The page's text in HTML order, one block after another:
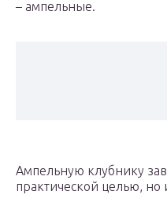
– ампельные.
Ампельную клубнику
практической целью, но